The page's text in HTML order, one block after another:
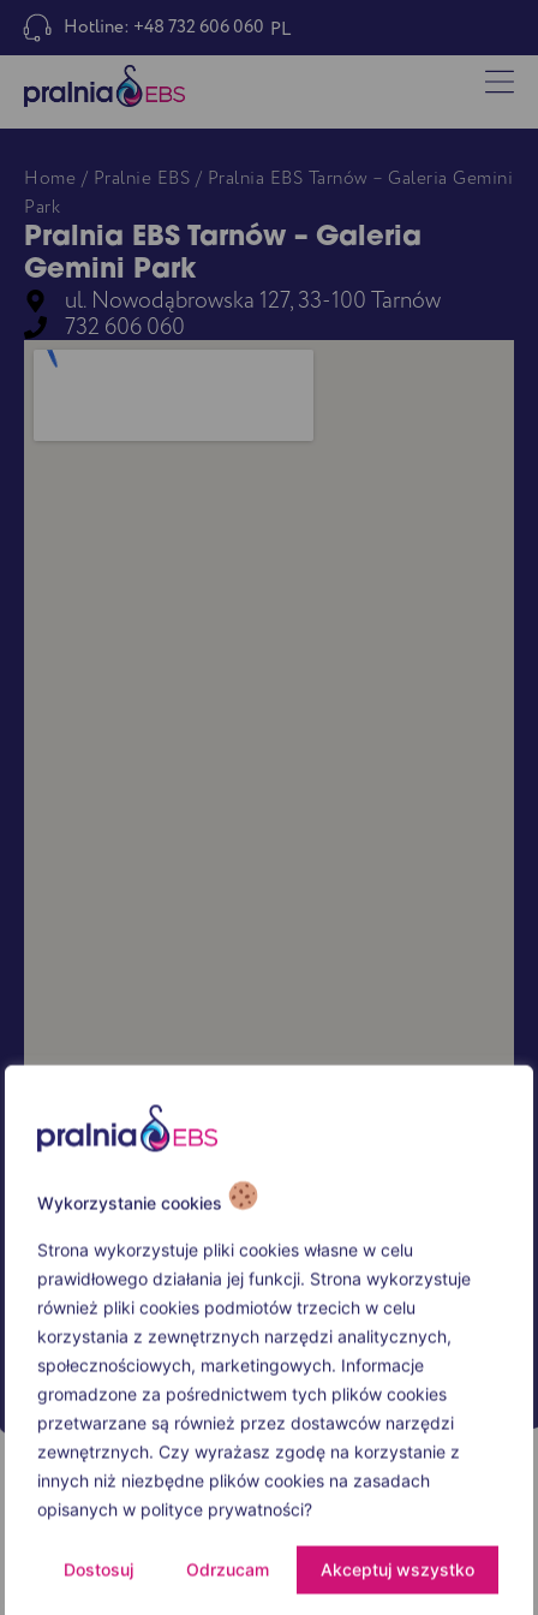
Wykorzystanie cookies
Strona wykorzystuje pliki cookies własne w celu
prawidłowego działania jej funkcji. Strona wykorzystuje
również pliki cookies podmiotów trzecich w celu
korzystania z zewnętrznych narzędzi analitycznych,
społecznościowych, marketingowych. Informacje
gromadzone za pośrednictwem tych plików cookies
przetwarzane są również przez dostawców narzędzi
zewnętrznych. Czy wyrażasz zgodę na korzystanie z
innych niż niezbędne plików cookies na zasadach
opisanych w polityce prywatności?
Dostosuj Odrzucam Akceptuj wszystko
Hotline: +48 732 606 060 PL
Home / Pralnie EBS / Pralnia EBS Tarnów – Galeria Gemini
Park
Pralnia EBS Tarnów – Galeria
Gemini Park
ul. Nowodąbrowska 127, 33-100 Tarnów
732 606 060